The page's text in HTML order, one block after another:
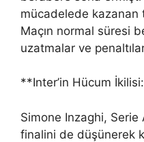
mücadelede
Maçın normal süresi
uzatmalar ve
**Inter’in Hücum
Simone Inzaghi, Serie
finalini de düşünerek